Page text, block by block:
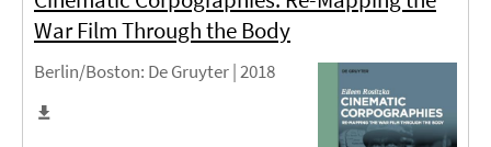
War Film Through the Body
Berlin/Boston: De Gruyter |2018